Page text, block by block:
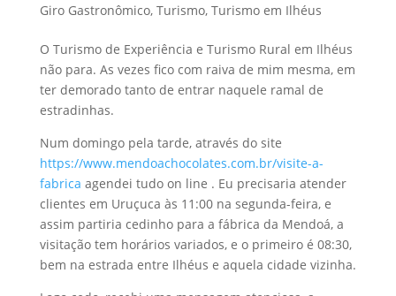
Giro Gastronômico, Turismo, Turismo em Ilhéus
O Turismo de Experiência e Turismo Rural em Ilhéus
não para. As vezes fico com raiva de mim mesma, em
ter demorado tanto de entrar naquele ramal de
estradinhas.
Num domingo pela tarde, através do site
https://www.mendoachocolates.com.br/visite-a-
fabrica agendei tudo on line . Eu precisaria atender
clientes em Uruçuca às 11:00 na segunda-feira, e
assim partiria cedinho para a fábrica da Mendoá, a
visitação tem horários variados, e o primeiro é 08:30,
bem na estrada entre Ilhéus e aquela cidade vizinha.